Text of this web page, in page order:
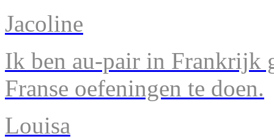
Jacoline
Ik ben au-pair in Frankrijk
Franse oefeningen te doen.
Louisa